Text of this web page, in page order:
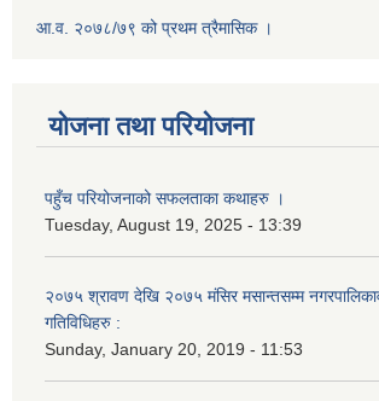
आ.व. २०७८/७९ को प्रथम त्रैमासिक ।
योजना तथा परियोजना
पहुँच परियोजनाको सफलताका कथाहरु ।
Tuesday, August 19, 2025 - 13:39
२०७५ श्रावण देखि २०७५ मंसिर मसान्तसम्म
गतिविधिहरु :
Sunday, January 20, 2019 - 11:53